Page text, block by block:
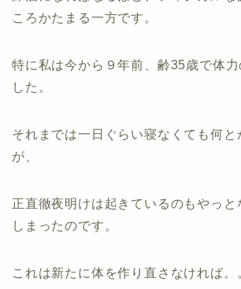
ころかたまる一方です。
特に私は今から９年前、齢35歳で体力
した。
それまでは一日ぐらい寝なくても何と
が、
正直徹夜明けは起きているのもやっと
しまったのです。
これは新たに体を作り直さなければ。